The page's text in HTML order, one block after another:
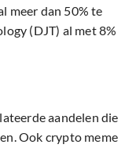
meer dan 50% te
(DJT) al met 8%
aandelen die
Ook crypto meme